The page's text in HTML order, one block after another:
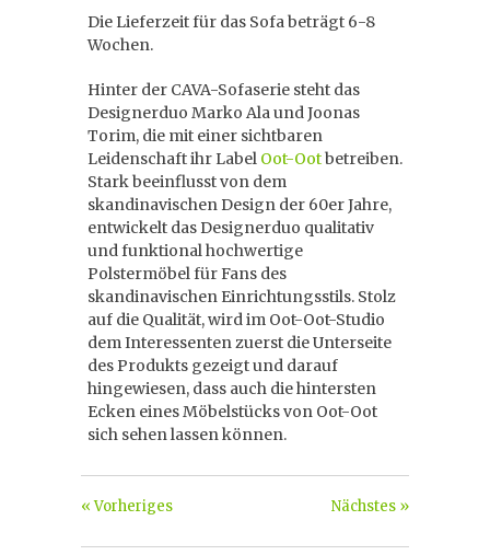
Die Lieferzeit für das Sofa beträgt 6-8
Wochen.
Hinter der CAVA-Sofaserie steht das
Designerduo Marko Ala und Joonas
Torim, die mit einer sichtbaren
Leidenschaft ihr Label Oot-Ootbetreiben.
Stark beeinflusst von dem
skandinavischen Design der 60er Jahre,
entwickelt das Designerduo qualitativ
und funktional hochwertige
Polstermöbel für Fans des
skandinavischen Einrichtungsstils. Stolz
auf die Qualität, wird im Oot-Oot-Studio
dem Interessenten zuerst die Unterseite
des Produkts gezeigt und darauf
hingewiesen, dass auch die hintersten
Ecken eines Möbelstücks von Oot-Oot
sich sehen lassen können.
Nächstes »
« Vorheriges